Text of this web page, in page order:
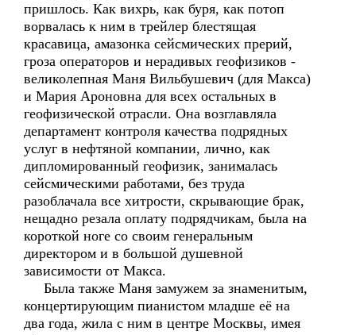
пришлось. Как вихрь, как буря, как потоп
ворвалась к ним в трейлер блестящая
красавица, амазонка сейсмических прерий,
гроза операторов и нерадивых геофизиков -
великолепная Маня Вильбушевич (для Макса)
и Мария Ароновна для всех остальных в
геофизической отрасли. Она возглавляла
департамент контроля качества подрядных
услуг в нефтяной компании, лично, как
дипломированный геофизик, занималась
сейсмическими работами, без труда
разоблачала все хитрости, скрывающие брак,
нещадно резала оплату подрядчикам, была на
короткой ноге со своим генеральным
директором и в большой душевной
зависимости от Макса.
Была также Маня замужем за знаменитым,
концертирующим пианистом младше её на
два года, жила с ним в центре Москвы, имея